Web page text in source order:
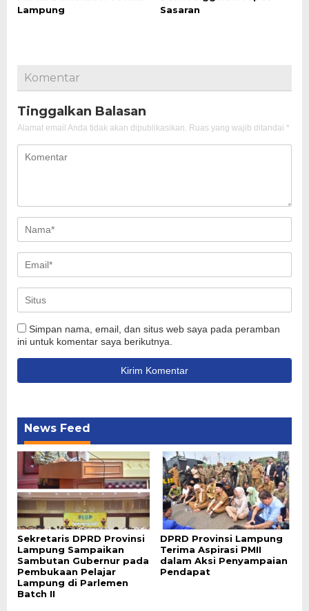
Lampung
Sasaran
Komentar
Tinggalkan Balasan
Alamat email Anda tidak akan dipublikasikan. Ruas yang wajib ditandai *
Simpan nama, email, dan situs web saya pada peramban
ini untuk komentar saya berikutnya.
News Feed
Sekretaris DPRD Provinsi
Lampung Sampaikan
Sambutan Gubernur pada
Pembukaan Pelajar
Lampung di Parlemen
Batch II
DPRD Provinsi Lampung
Terima Aspirasi PMII
dalam Aksi Penyampaian
Pendapat